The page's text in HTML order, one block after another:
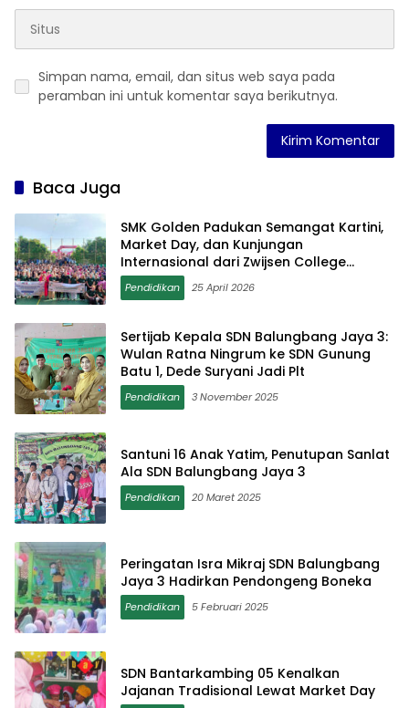
Simpan nama, email, dan situs web saya pada
peramban ini untuk komentar saya berikutnya.
Baca Juga
SMK Golden Padukan Semangat Kartini,
Market Day, dan Kunjungan
Internasional dari Zwijsen College
Belanda
Pendidikan 25 April 2026
Sertijab Kepala SDN Balungbang Jaya 3:
Wulan Ratna Ningrum ke SDN Gunung
Batu 1, Dede Suryani Jadi Plt
Pendidikan 3 November 2025
Santuni 16 Anak Yatim, Penutupan Sanlat
Ala SDN Balungbang Jaya 3
Pendidikan 20 Maret 2025
Peringatan Isra Mikraj SDN Balungbang
Jaya 3 Hadirkan Pendongeng Boneka
Pendidikan 5 Februari 2025
SDN Bantarkambing 05 Kenalkan
Jajanan Tradisional Lewat Market Day